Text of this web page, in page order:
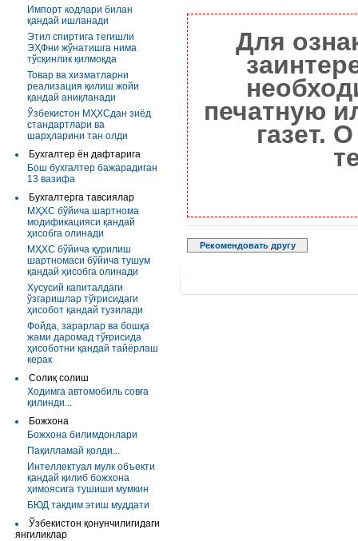
Импорт кодлари билан
қандай ишланади
Этил спиртига тегишли
ЭҲФни жўнатишга нима
тўсқинлик қилмоқда
Товар ва хизматларни
реализация қилиш жойи
қандай аниқланади
Ўзбекистон МҲХСдан зиёд
стандартлари ва
шарҳларини тан олди
Бухгалтер ён дафтарига
Бош бухгалтер бажарадиган
13 вазифа
Бухгалтерга тавсиялар
МҲХС бўйича шартнома
модификацияси қандай
ҳисобга олинади
МҲХС бўйича қурилиш
шартномаси бўйича тушум
қандай ҳисобга олинади
Хусусий капиталдаги
ўзгаришлар тўғрисидаги
ҳисобот қандай тузилади
Фойда, зарарлар ва бошқа
жами даромад тўғрисида
ҳисоботни қандай тайёрлаш
керак
Солиқ солиш
Ходимга автомобиль совға
қилинди...
Божхона
Божхона билимдонлари
Пақилламай қолди...
Интеллектуал мулк объекти
қандай қилиб божхона
ҳимоясига тушиши мумкин
БЮД тақдим этиш муддати
Ўзбекистон қонунчилигидаги
янгиликлар
Для
печатную
газет.
Рекомендовать другу